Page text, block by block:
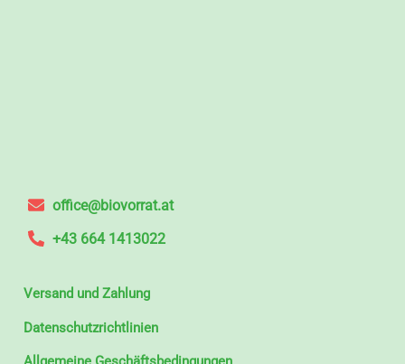
office@biovorrat.at
+43 664 1413022
Versand und Zahlung
Datenschutzrichtlinien